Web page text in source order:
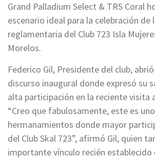
Grand Palladium Select & TRS Coral
escenario ideal para la celebración de
reglamentaria del Club 723 Isla
Morelos.
Federico Gil, Presidente del club,
discurso inaugural donde expresó su
alta participación en la reciente visita
“Creo que fabulosamente, este es
hermanamientos donde mayor
del Club Skal 723”, afirmó Gil, quien
importante vínculo recién establecido